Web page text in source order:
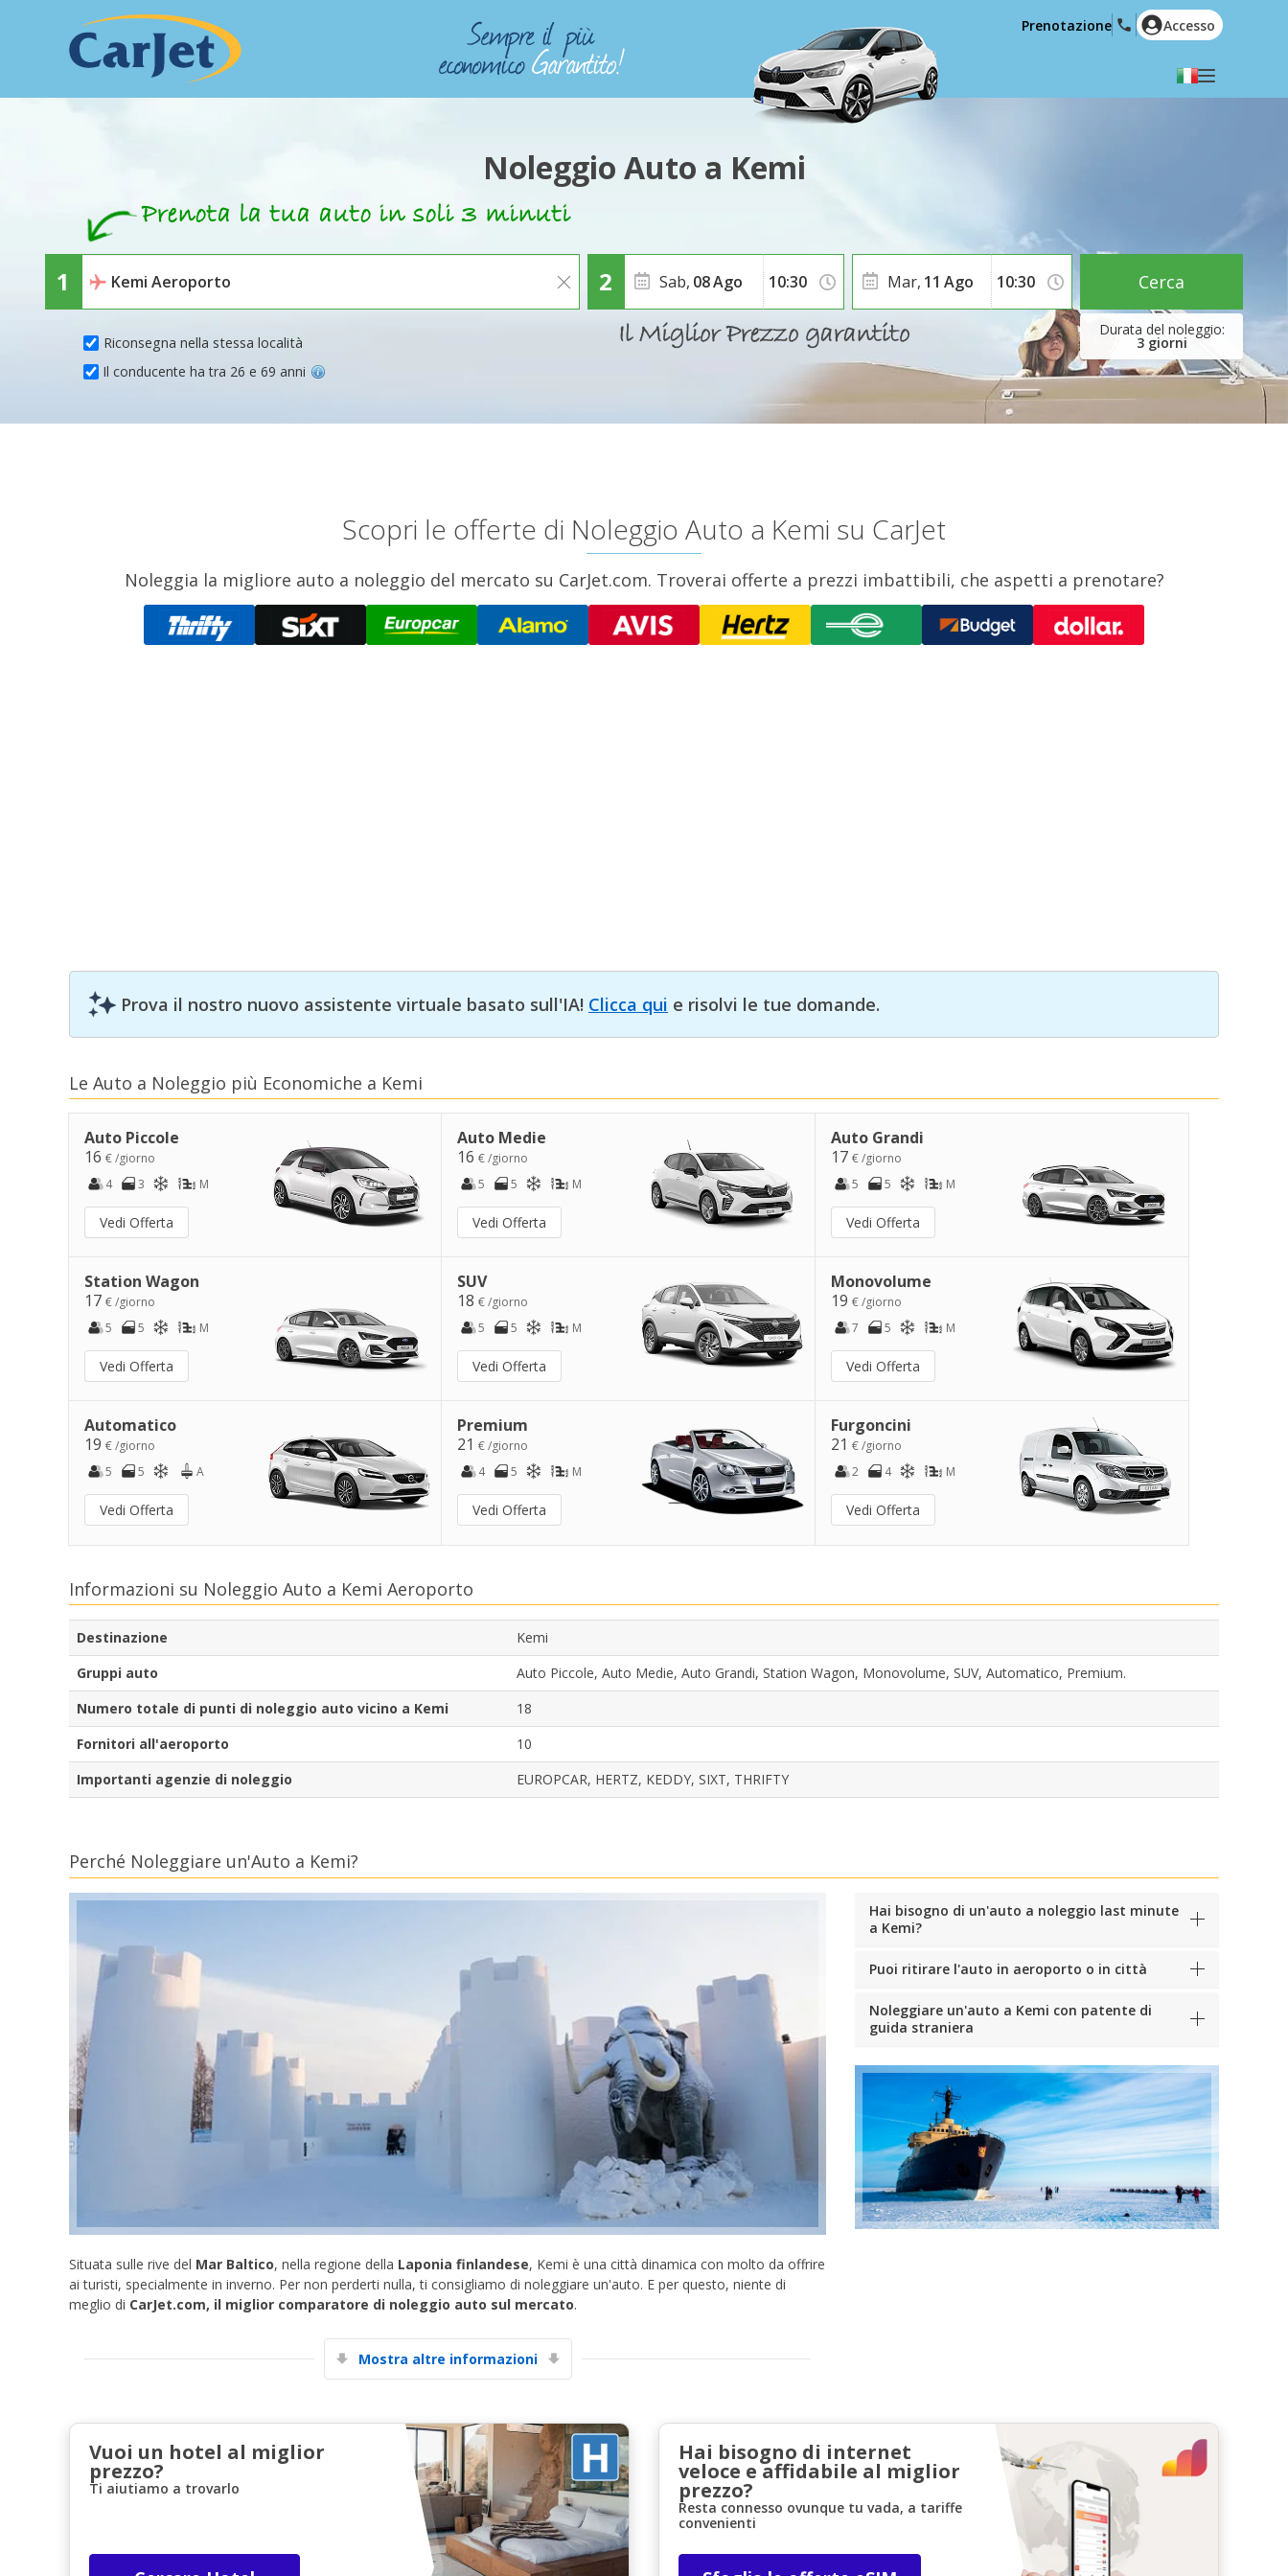
Accedi alle offerte esclusive dei nostri fornitori
Accedi con eLink
English (US)
Polski
Română
Ελληνικά
Hrvatski
العربية
Prenotazione Accesso
Noleggio Auto a Kemi
Riconsegna nella stessa località
Sab, 08Ago
3 giorni
Mar, 11 Ago
Il conducente ha tra 26 e 69 anni
Cerca
Scopri le offerte di Noleggio Auto a Kemi su CarJet
Noleggia la migliore auto a noleggio del mercato su CarJet.com. Troverai offerte a prezzi imbattibili, che aspetti a prenotare?
Prova il nostro nuovo assistente virtuale basato sull'IA! Clicca qui e risolvi le tue domande.
Le Auto a Noleggio più Economiche a Kemi
Auto Piccole
16 € /giorno
4
3 M
Vedi Offerta
Auto Medie
16€ /giorno
5
5 M
Vedi Offerta
Auto Grandi
17 € /giorno
5
5 M
Vedi Offerta
Station Wagon
17 € /giorno
5
5 M
Vedi Offerta
SUV
18€ /giorno
5
5 M
Vedi Offerta
Monovolume
19 € /giorno
7
5 M
Vedi Offerta
Automatico
19 € /giorno
5
5 A
Vedi Offerta
Premium
21€ /giorno
4
5 M
Vedi Offerta
Furgoncini
21 € /giorno
2
4 M
Vedi Offerta
Informazioni su Noleggio Auto a Kemi Aeroporto
Destinazione
Kemi
Gruppi auto
Auto Piccole, Auto Medie, Auto Grandi, Station Wagon, Monovolume, SUV, Automatico, Premium.
Numero totale di punti di noleggio auto vicino a Kemi
18
Fornitori all'aeroporto
10
Importanti agenzie di noleggio
EUROPCAR, HERTZ, KEDDY, SIXT, THRIFTY
Perché Noleggiare un'Auto a Kemi?
Situata sulle rive del Mar Baltico, nella regione della Laponia finlandese, Kemi è una città dinamica con molto da offrire
ai turisti, specialmente in inverno. Per non perderti nulla, ti consigliamo di noleggiare un'auto. E per questo, niente di
meglio di CarJet.com, il miglior comparatore di noleggio auto sul mercato.
Mostra altre informazioni
Hai bisogno di un'auto a noleggio last minute
a Kemi?
Puoi ritirare l'auto in aeroporto o in città
Noleggiare un'auto a Kemi con patente di
guida straniera
Vuoi un hotel al miglior
prezzo?
Ti aiutiamo a trovarlo
Hai bisogno di internet
veloce e affidabile al miglior
prezzo?
Resta connesso ovunque tu vada, a tariffe
convenienti